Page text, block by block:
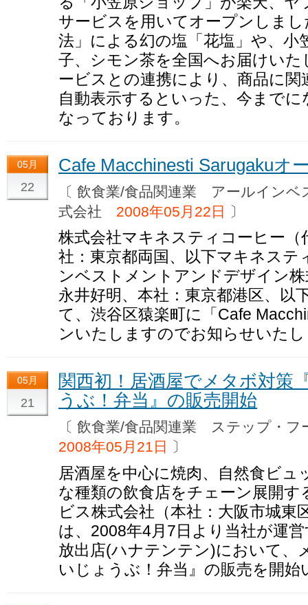
サービスを用いてオープンしま
法」による幻の塩「花塩」や、小
子、シモン茶を全国へお届けい
ービスとの連携により、商品に
自動表示するといった、今まで
なっております。
05月
22
Cafe Macchinesti Sarugakuオ
〔 飲食業/食品関連業 アールイン
式会社 2008年05月22日 〕
株式会社マキネスティコーヒー（
社：東京都両国、以下マキネステ
ンベストメントアンドデザイン
永井好明、本社：東京都港区、以
て、渋谷区猿楽町に「Cafe
ンいたしますのでお知らせいた
05月
21
関西初！居酒屋でメタボ対策
うぶ！弁当』の販売開始
〔 飲食業/食品関連業 ステップ・
2008年05月21日
〕
居酒屋を中心に焼肉、自然食ビ
な種類の飲食店をチェーン展開
ビス株式会社（本社：大阪市城東
は、2008年4月7日より当社が運
放出店(ハナテンテン)において、
いじょうぶ！弁当』の販売を開始